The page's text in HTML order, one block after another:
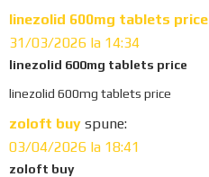
n
t
e
r
a
linezolid 600mg tablets price
31/03/2026 la 14:34
linezolid 600mg tablets price
linezolid 600mg tablets price
zoloft buy spune:
03/04/2026 la 18:41
zoloft buy